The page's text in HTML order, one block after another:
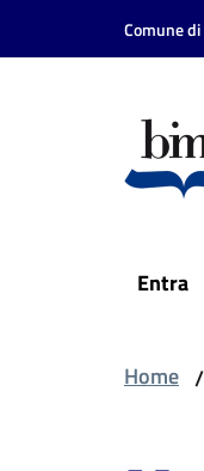
Vai al contenuto
Vai alla navigazione
Comune
Entra
Home /